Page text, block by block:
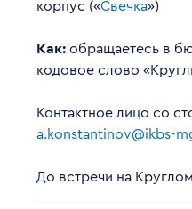
корпус («Свечка»)
Как: обращаетесь в
кодовое слово
Контактное лицо со
a.konstantinov@ikbs-
До встречи на